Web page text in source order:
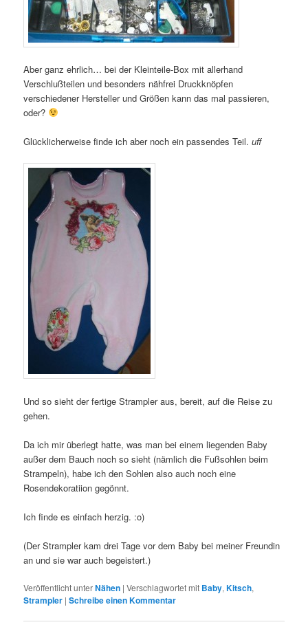
Aber ganz ehrlich… bei der Kleinteile-Box mit allerhand
Verschlußteilen und besonders nähfrei Druckknöpfen
verschiedener Hersteller und Größen kann das mal passieren,
oder?
Glücklicherweise finde ich aber noch ein passendes Teil.uff
Und so sieht der fertige Strampler aus, bereit, auf die Reise zu
gehen.
Da ich mir überlegt hatte, was man bei einem liegenden Baby
außer dem Bauch noch so sieht (nämlich die Fußsohlen beim
Strampeln), habe ich den Sohlen also auch noch eine
Rosendekoratiion gegönnt.
Ich finde es einfach herzig. :o)
(Der Strampler kam drei Tage vor dem Baby bei meiner Freundin
an und sie war auch begeistert.)
Veröffentlicht unterNähen |Verschlagwortet mit Baby,Kitsch,
Strampler |Schreibe einen Kommentar